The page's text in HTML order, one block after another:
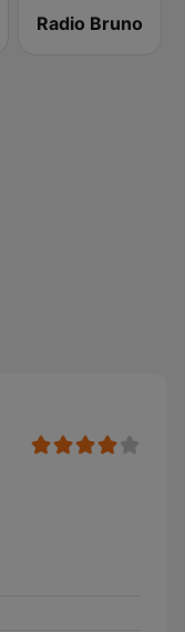
Radio Bruno